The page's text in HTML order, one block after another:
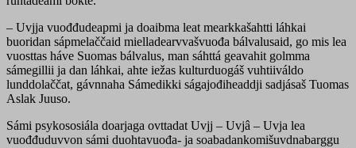
– Uvjja vuođđudeapmi ja doaibma leat mearkkašahtti láhkai
buoridan sápmelaččaid mielladearvvašvuođa bálvalusaid, go mis lea
vuosttas háve Suomas bálvalus, man sáhttá geavahit golmma
sámegillii ja dan láhkai, ahte iežas kulturduogáš vuhtiiváldo
lunddolaččat, gávnnaha Sámedikki ságajođiheaddji sadjásaš Tuomas
Aslak Juuso.
Sámi psykososiála doarjaga ovttadat Uvjj – Uvjâ – Uvja lea
vuođđuduvvon sámi duohtavuođa- ja soabadankomišuvdnabarggu